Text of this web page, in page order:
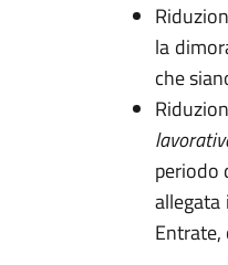
la
che
periodo